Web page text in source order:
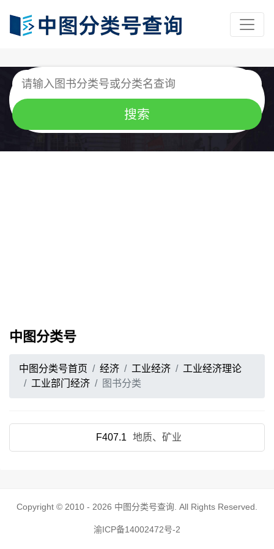
中图分类号
中图分类号首页 经济 工业经济
工业经济理论
工业部门经济
图书分类
F407.1 地质、矿业
Copyright © 2010 - 2026 中图分类号查询 . All Rights Reserved.
渝ICP备14002472号-2